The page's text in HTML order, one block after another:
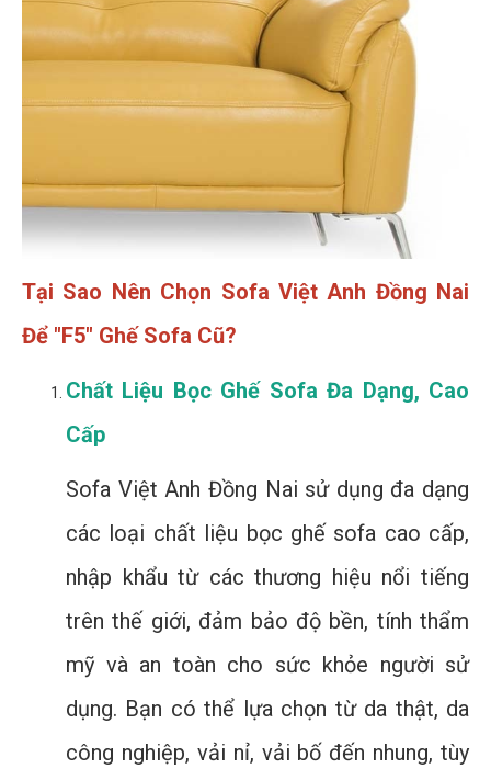
Tại Sao Nên Chọn Sofa Việt Anh Đồng Nai
Để "F5" Ghế Sofa Cũ?
Chất Liệu Bọc Ghế Sofa Đa Dạng, Cao
Cấp
Sofa Việt Anh Đồng Nai sử dụng đa dạng
các loại chất liệu bọc ghế sofa cao cấp,
nhập khẩu từ các thương hiệu nổi tiếng
trên thế giới, đảm bảo độ bền, tính thẩm
mỹ và an toàn cho sức khỏe người sử
dụng. Bạn có thể lựa chọn từ da thật, da
công nghiệp, vải nỉ, vải bố đến nhung, tùy